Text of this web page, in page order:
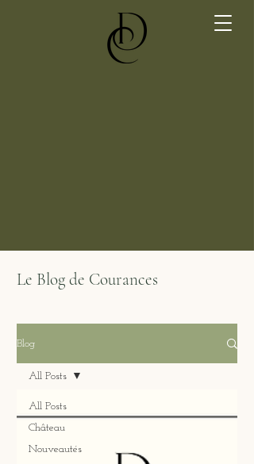
Le Blog de Courances
Blog
All Posts
Château
Nouveautés
All Posts